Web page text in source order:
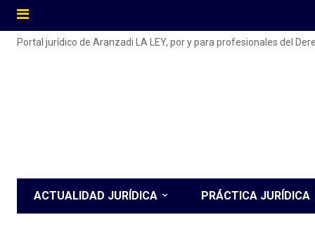
Portal jurídico de Aranzadi LA LEY, por y para profesionales del
ACTUALIDAD JURÍDICA PRÁCTICA JURÍDICA